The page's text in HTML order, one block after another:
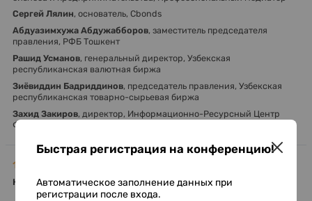
Сергей Лялин, основатель, Cbonds
Абдуазимхужа Абдужабборов, заместитель председателя
правления, РФБ Тошкент
Рашид Усманов, генеральный директор, Узбекская
республиканская валютная биржа
Зиёвиддин Бадриддинов, председатель правления, Узбекская
республиканская товарно-сырьевая биржа
Захид Закиров, директор, Информационно-Ресурсный Центр
Фондового Рынка
11:00 - 11:30
Кофе-брейк
Быстрая регистрация на конференцию!
Автоматическое заполнение данных при
регистрации после входа.